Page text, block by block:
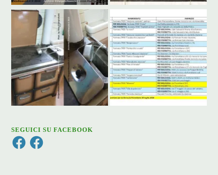
SEGUICI SU FACEBOOK
FacebookFacebook